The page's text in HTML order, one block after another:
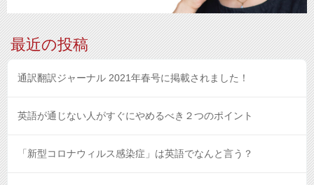
最近の投稿
通訳翻訳ジャーナル 2021年春号に掲載されました！
英語が通じない人がすぐにやめるべき２つのポイント
「新型コロナウィルス感染症」は英語でなんと言う？